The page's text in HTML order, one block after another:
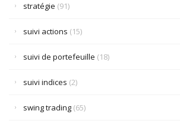
stratégie (91)
suivi actions (15)
suivi de portefeuille (18)
suivi indices (2)
swing trading (65)